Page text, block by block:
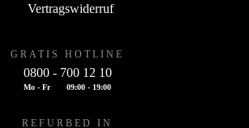
Vertragswiderruf
GRATIS HOTLINE
0800 - 700 12 10
Mo - Fr 09:00 - 19:00
REFURBED IN